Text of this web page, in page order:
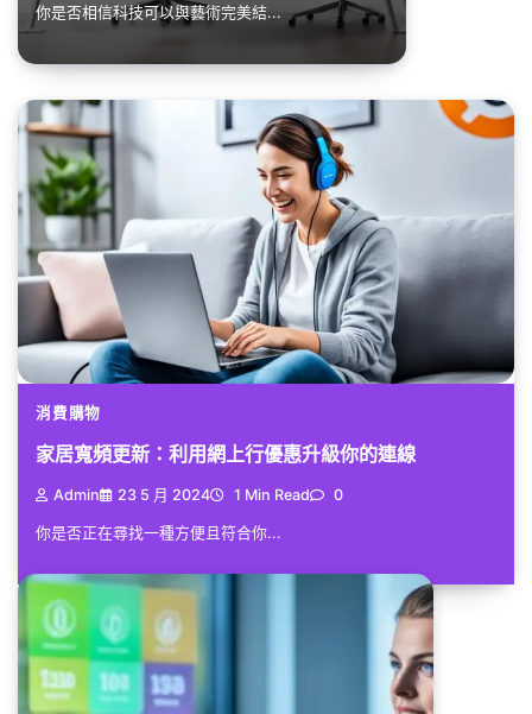
你是否相信科技可以與藝術完美結...
消費購物
家居寬頻更新：利用網上行優惠升級你的連線
Admin 23 5 月 2024 1 Min Read 0
你是否正在尋找一種方便且符合你...